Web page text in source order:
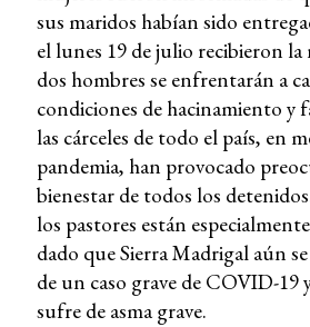
sus maridos habían sido
el lunes 19 de julio recibieron la
dos hombres se enfrentarán a
condiciones de hacinamiento y
las cárceles de todo el país, en
pandemia, han provocado
bienestar de todos los
los pastores están
dado que Sierra Madrigal aún
de un caso grave de COVID-19
sufre de asma grave.